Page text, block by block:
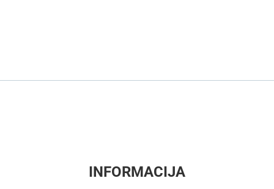
INFORMACIJA